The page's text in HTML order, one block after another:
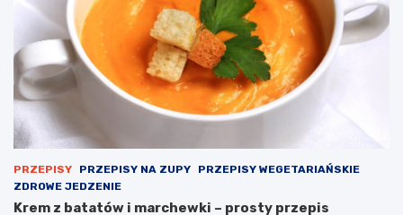
PRZEPISY PRZEPISY NA ZUPY
PRZEPISY WEGETARIAŃSKIE
ZDROWE JEDZENIE
Krem z batatów i marchewki – prosty przepis